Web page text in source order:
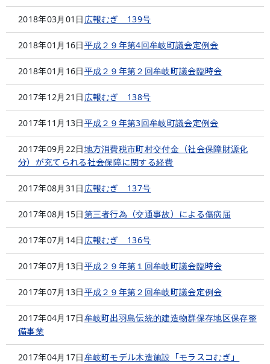
2018年03月01日 広報むぎ 139号
2018年01月16日平成２９年第4回牟岐町議会定例会
2018年01月16日平成２９年第２回牟岐町議会臨時会
2017年12月21日 広報むぎ 138号
2017年11月13日平成２９年第3回牟岐町議会定例会
2017年09月22日地方消費税市町村交付金（社会保障財源化
分）が充てられる社会保障に関する経費
2017年08月31日 広報むぎ 137号
2017年08月15日第三者行為（交通事故）による傷病届
2017年07月14日 広報むぎ 136号
2017年07月13日平成２９年第１回牟岐町議会臨時会
2017年07月13日平成２９年第２回牟岐町議会定例会
2017年04月17日牟岐町出羽島伝統的建造物群保存地区保存整
備事業
2017年04月17日牟岐町モデル木造施設「モラスコむぎ」